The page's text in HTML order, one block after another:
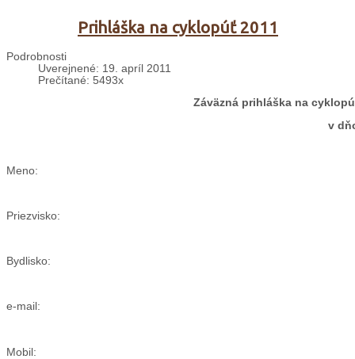
Prihláška na cyklopúť 2011
Podrobnosti
Uverejnené: 19. apríl 2011
Prečítané: 5493x
Záväzná prihláška na
v
Meno:
Priezvisko:
Bydlisko:
e-mail:
Mobil: